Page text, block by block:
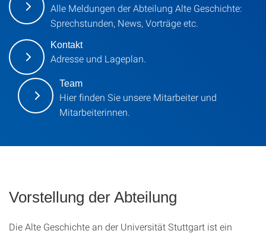
Alle Meldungen der Abteilung Alte Geschichte:
Sprechstunden, News, Vorträge etc.
Kontakt
Adresse und Lageplan.
Team
Hier finden Sie unsere Mitarbeiter und
Mitarbeiterinnen.
Vorstellung der Abteilung
Die Alte Geschichte an der Universität Stuttgart ist ein